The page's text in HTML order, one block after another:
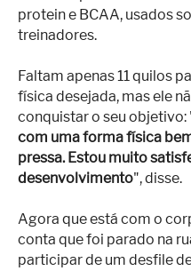
protein e BCAA, usados
treinadores.
Faltam apenas 11 quilos
física desejada, mas ele
conquistar o seu objetivo:
com uma forma física
pressa. Estou muito
desenvolvimento", disse.
Agora que está com o
conta que foi parado na
participar de um desfile